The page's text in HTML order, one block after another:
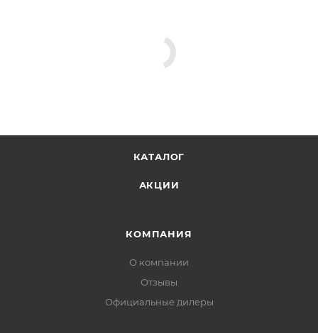
КАТАЛОГ
АКЦИИ
КОМПАНИЯ
О компании
Отзывы
Официальные дилеры